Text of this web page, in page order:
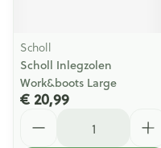
Scholl
Scholl Inlegzolen
Work&boots Large
€ 20,99